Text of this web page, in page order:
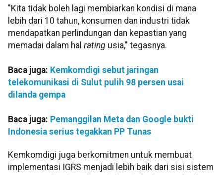
"Kita tidak boleh lagi membiarkan kondisi di mana
lebih dari 10 tahun, konsumen dan industri tidak
mendapatkan perlindungan dan kepastian yang
memadai dalam hal rating usia," tegasnya.
Baca juga: Kemkomdigi sebut jaringan
telekomunikasi di Sulut pulih 98 persen usai
dilanda gempa
Baca juga: Pemanggilan Meta dan Google bukti
Indonesia serius tegakkan PP Tunas
Kemkomdigi juga berkomitmen untuk membuat
implementasi IGRS menjadi lebih baik dari sisi sistem